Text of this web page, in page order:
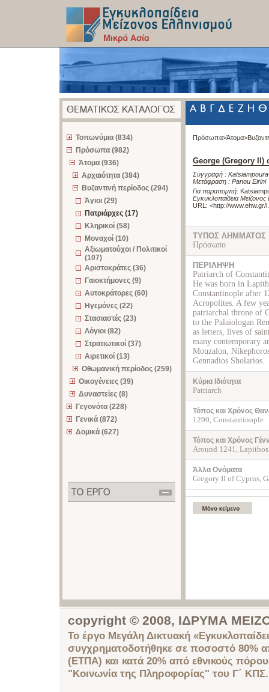
Τοπωνύμια (834)
Πρόσωπα (982)
Άτομα (936)
Αρχαιότητα (384)
Βυζαντινή περίοδος (294)
Άγιοι (29)
Πατριάρχες (17)
Κληρικοί (58)
Μοναχοί (10)
Αξιωματούχοι / Πολιτικοί
(107)
Αριστοκράτες (36)
Γαιοκτήμονες (9)
Αυτοκράτορες (60)
Ηγεμόνες (22)
Στασιαστές (23)
Λόγιοι (82)
Στρατιωτικοί (37)
Αιρετικοί (13)
Οθωμανική περίοδος (259)
Οικογένειες (39)
Δυναστείες (8)
Γεγονότα (228)
Γενικά (872)
Δομικά (627)
Πρόσωπα>Άτομα>
George (Gregory II)
Συγγραφή :
Μετάφραση : Panou Eirini
Για παραπομπή:
Εγκυκλοπαίδεια
URL: <http://www.ehw.gr/
ΤΥΠΟΣ ΛΗΜΜΑΤΟΣ
Πρόσωπο
ΠΕΡΙΛΗΨΗ
Patriarch of
He was born in
Constantinople after
Acropolites. A few
patriarchal throne of
to the Palaiologan
as letters, lives of
many contemporary
Mouzalon,
Gennadios Sholarios.
Κύρια Ιδιότητα
Patriarch
Τόπος και Χρόνος
1290, Constantinople
Τόπος και Χρόνος
Around 1241,
Άλλα Ονόματα
Gregory II of Cyprus,
copyright © 2008, ΙΔΡΥΜΑ
Το έργο Μεγάλη Δικτυακή
συγχρηματοδοτήθηκε σε ποσοστό 80%
(ΕΤΠΑ) και κατά 20% από εθνικούς
"Κοινωνία της Πληροφορίας" του Γ΄ ΚΠΣ.